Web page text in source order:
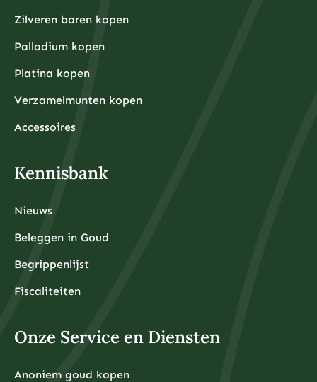
Zilveren baren kopen
Palladium kopen
Platina kopen
Verzamelmunten kopen
Accessoires
Kennisbank
Nieuws
Beleggen in Goud
Begrippenlijst
Fiscaliteiten
Onze Service en Diensten
Anoniem goud kopen